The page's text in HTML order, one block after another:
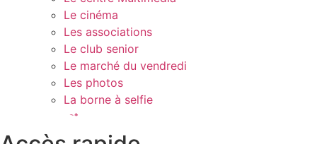
Le cinéma
Les associations
Le club senior
Le marché du vendredi
Les photos
La borne à selfie
Contact